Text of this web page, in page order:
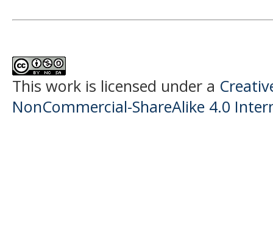
This work is licensed under a
NonCommercial-ShareAlike 4.0